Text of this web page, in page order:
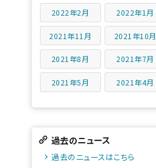
2022年2月 2022年1月
2021年11月 2021年10月
2021年8月 2021年7月
2021年5月 2021年4月
過去のニュース
過去のニュースはこちら